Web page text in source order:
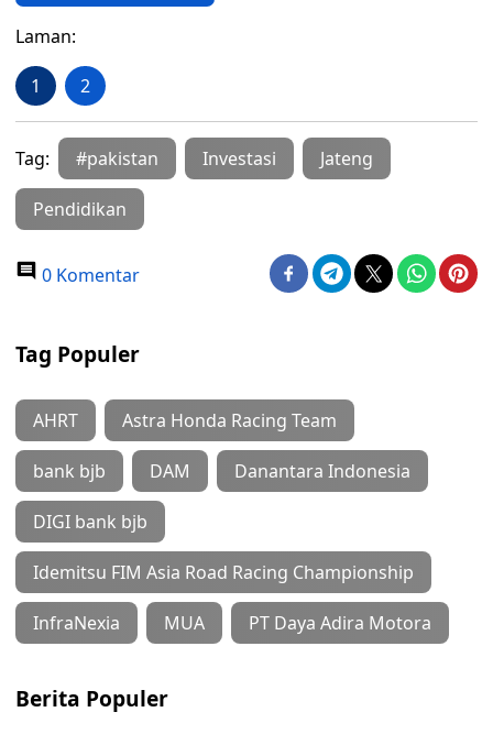
Laman:
1 2
Tag: #pakistan Investasi Jateng
Pendidikan
0 Komentar
Tag Populer
AHRT Astra Honda Racing Team
bank bjb DAM Danantara Indonesia
DIGI bank bjb
Idemitsu FIM Asia Road Racing Championship
InfraNexia MUA PT Daya Adira Motora
Berita Populer